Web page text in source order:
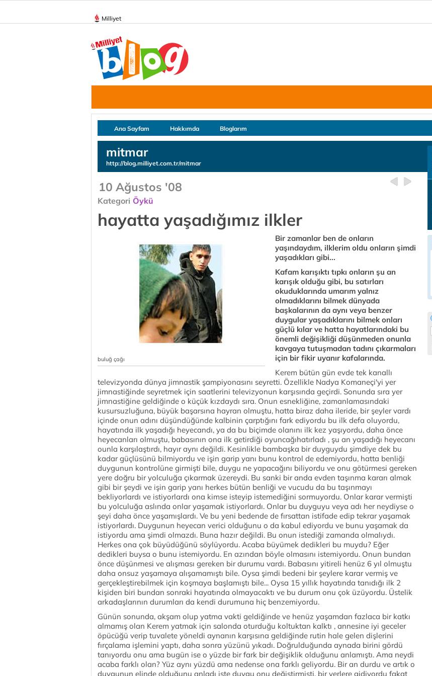
Milliyet
Ana Sayfam Hakkımda Bloglarım
mitmar
http://blog.milliyet.com.tr/mitmar
10 Ağustos '08
Kategori Öykü
hayatta yaşadığımız ilkler
buluğ çağı
Bir zamanlar ben de onların
yaşındaydım, ilklerim oldu onların şimdi
yaşadıkları gibi...
Kafam karışıktı tıpkı onların şu an
karışık olduğu gibi, bu satırları
okuduklarında umarım yalnız
olmadıklarını bilmek dünyada
başkalarının da aynı veya benzer
duygular yaşadıklarını bilmek onları
güçlü kılar ve hatta hayatlarındaki bu
önemli değişikliği düşünmeden onunla
kavgaya tutuşmadan tadını çıkarmaları
için bir fikir uyanır kafalarında.
Kerem bütün gün evde tek kanallı
televizyonda dünya jimnastik şampiyonasını seyretti. Özellikle Nadya Komaneçi'yi yer
jimnastiğinde seyretmek için saatlerini televizyonun karşısında geçirdi. Sonunda sıra yer
jimnastiğine geldiğinde o küçük kızdaydı sıra. Onun esnekliğine, zamanlamasındaki
kusursuzluğuna, büyük başarsına hayran olmuştu, hatta biraz daha ileride, bir şeyler vardı
içinde onun adını düşündüğünde kalbinin çarptığını fark ediyordu bu ilk defa oluyordu,
hayatında ilk yaşadığı heyecandı, ya da bu biçimde olanını ilk kez yaşıyordu, daha önce
heyecanları olmuştu, babasının ona ilk getirdiği oyuncağıhatırladı , şu an yaşadığı heyecanı
ounla karşılaştırdı, hayır aynı değildi. Kesinlikle bambaşka bir duyguydu şimdiye dek bu
kadar güçlüsünü bilmiyordu ve işin garip yanı bunu kontrol de edemiyordu, hatta benliği
duygunun kontrolüne girmişti bile, duygu ne yapacağını biliyordu ve onu götürmesi gereken
yere doğru bir yolculuğa çıkarmak üzereydi. Bu sanki bir anda evden taşınma kararı almak
gibi bir şeydi ve işin garip yanı herkes bütün benliği ve vucudu da bu taşınmayı
bekliyorlardı ve istiyorlardı ona kimse isteyip istemediğini sormuyordu. Onlar karar vermişti
bu yolculuğa aslında onlar yaşamak istiyorlardı. Onlar bu duyguyu veya adı her neydiyse o
şeyi daha önce yaşamışlardı. Ve bu yeni bedende de fırsattan istifade edip tekrar yaşamak
istiyorlardı. Duygunun heyecan verici olduğunu o da kabul ediyordu ve bunu yaşamak da
istiyordu ama şimdi olmazdı. Buna hazır değildi. Bu onun istediği zamanda olmalıydı.
Herkes ona çok büyüdüğünü söylüyordu. Acaba büyümek dedikleri bu muydu? Eğer
dedikleri buysa o bunu istemiyordu. En azından böyle olmasını istemiyordu. Onun bundan
önce düşünmesi ve alışması gereken bir durumu vardı. Babasını yitireli henüz 6 yıl olmuştu
daha onsuz yaşamaya alışamamıştı bile. Oysa şimdi bedeni bir şeylere karar vermiş ve
gerçekleştirebilmek için koşmaya başlamıştı bile... Oysa 15 yıllık hayatında tanıdığı ilk 2
kişiden biri bundan sonraki hayatında olmayacaktı ve bu durum onu çok üzüyordu. Üstelik
arkadaşlarının durumları da kendi durumuna hiç benzemiyordu.
Günün sonunda, akşam olup yatma vakti geldiğinde ve henüz yaşamdan fazlaca bir katkı
almamış olan Kerem yatmak için salonda oturduğu koltuktan kalktı , annesine iyi geceler
öpücüğü verip tuvalete yöneldi aynanın karşısına geldiğinde rutin hale gelen dişlerini
fırçalama işlemini yaptı, daha sonra yüzünü yıkadı. Doğrulduğunda aynada birini gördü
tanıyordu onu ama bugün ise o yüzde bir fark bir değişiklik olduğunu anlamıştı. Ama neydi
acaba farklı olan? Yüz aynı yüzdü ama nedense ona farklı geliyordu. Bir an durdu ve artık o
duygunun elinde olduğunu anladı işte duygu onu değiştirmişti, bir yerlere gidiyordu fakat